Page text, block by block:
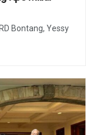
Bontang, Yessy